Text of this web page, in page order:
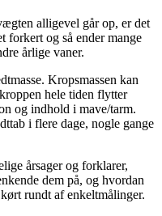
alligevel går op, er det
forkert og så ender mange
årlige vaner.
Kropsmassen kan
hele tiden flytter
og indhold i mave/tarm.
i flere dage, nogle gange
årsager og forklarer,
dem på, og hvordan
rundt af enkeltmålinger.